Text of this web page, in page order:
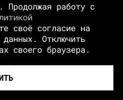
Продолжая работу с
своё согласие на
данных. Отключить
своего браузера.